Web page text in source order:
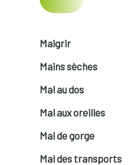
Maigrir
Mains sèches
Mal au dos
Mal aux oreilles
Mal de gorge
Mal des transports